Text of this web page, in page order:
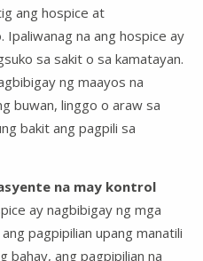
ang hospice at
Ipaliwanag na ang hospice ay
sa sakit o sa kamatayan.
ng maayos na
buwan, linggo o araw sa
bakit ang pagpili sa
na may kontrol
ay nagbibigay ng mga
pagpipilian upang manatili
bahay, ang pagpipilian na